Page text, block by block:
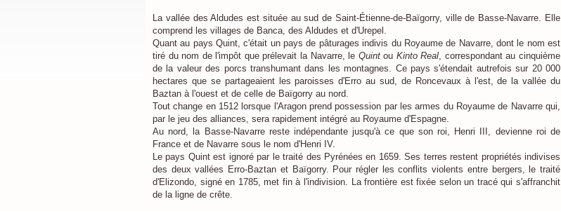
La vallée des Aldudes est située au sud de Saint-Étienne-de-Baïgorry, ville de Basse-Navarre. Elle
comprend les villages de Banca, des Aldudes et d'Urepel.
Quant au pays Quint, c'était un pays de pâturages indivis du Royaume de Navarre, dont le nom est
tiré du nom de l'impôt que prélevait la Navarre, le Quintou Kinto Real, correspondant au cinquième
de la valeur des porcs transhumant dans les montagnes. Ce pays s'étendait autrefois sur 20 000
hectares que se partageaient les paroisses d'Erro au sud, de Roncevaux à l'est, de la vallée du
Baztan à l'ouest et de celle de Baïgorry au nord.
Tout change en 1512 lorsque l'Aragon prend possession par les armes du Royaume de Navarre qui,
par le jeu des alliances, sera rapidement intégré au Royaume d'Espagne.
Au nord, la Basse-Navarre reste indépendante jusqu'à ce que son roi, Henri III, devienne roi de
France et de Navarre sous le nom d'Henri IV.
Le pays Quint est ignoré par le traité des Pyrénées en 1659. Ses terres restent propriétés indivises
des deux vallées Erro-Baztan et Baïgorry. Pour régler les conflits violents entre bergers, le traité
d'Elizondo, signé en 1785, met fin à l'indivision. La frontière est fixée selon un tracé qui s'affranchit
de la ligne de crête.